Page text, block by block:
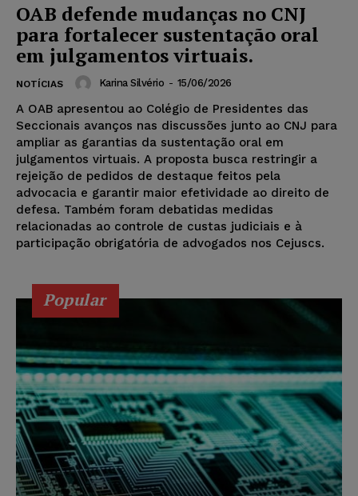
OAB defende mudanças no CNJ
para fortalecer sustentação oral
em julgamentos virtuais.
NOTÍCIAS Karina Silvério - 15/06/2026
A OAB apresentou ao Colégio de Presidentes das
Seccionais avanços nas discussões junto ao CNJ para
ampliar as garantias da sustentação oral em
julgamentos virtuais. A proposta busca restringir a
rejeição de pedidos de destaque feitos pela
advocacia e garantir maior efetividade ao direito de
defesa. Também foram debatidas medidas
relacionadas ao controle de custas judiciais e à
participação obrigatória de advogados nos Cejuscs.
Popular